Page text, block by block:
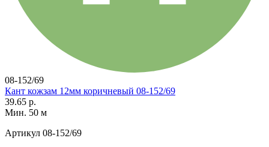
08-152/69
Кант кожзам 12мм коричневый 08-152/69
39.65 р.
Мин. 50 м
Артикул 08-152/69